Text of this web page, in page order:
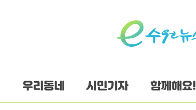
우리동네 시민기자 함께해요!